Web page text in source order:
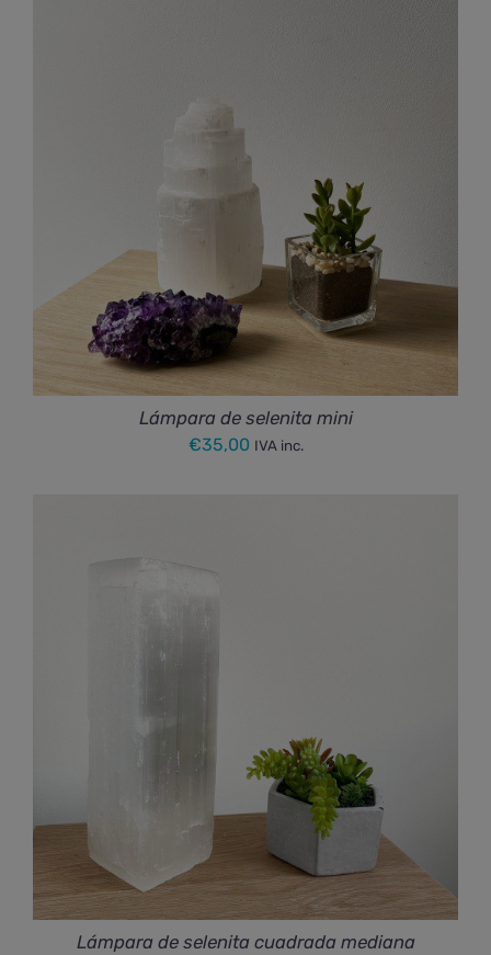
Lámpara de selenita mini
€35,00 IVA inc.
Lámpara de selenita cuadrada mediana